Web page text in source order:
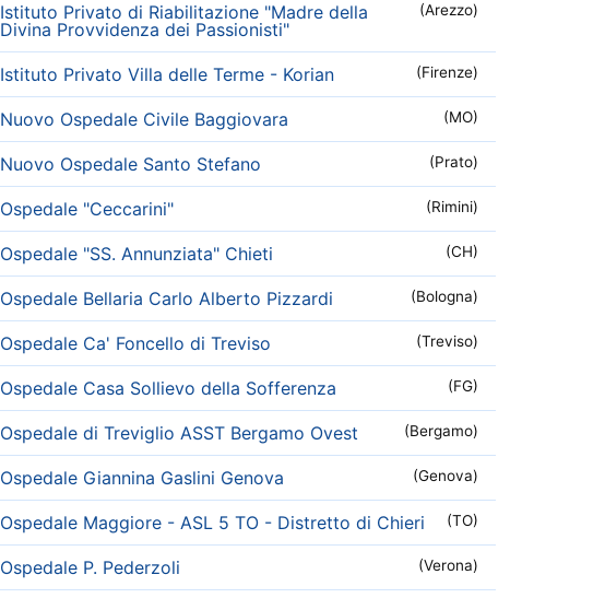
Istituto Privato di Riabilitazione "Madre della
Divina Provvidenza dei Passionisti"
(Arezzo)
Istituto Privato Villa delle Terme - Korian (Firenze)
Nuovo Ospedale Civile Baggiovara (MO)
Nuovo Ospedale Santo Stefano (Prato)
Ospedale "Ceccarini" (Rimini)
Ospedale "SS. Annunziata" Chieti (CH)
Ospedale Bellaria Carlo Alberto Pizzardi (Bologna)
Ospedale Ca' Foncello di Treviso (Treviso)
Ospedale Casa Sollievo della Sofferenza (FG)
Ospedale di Treviglio ASST Bergamo Ovest (Bergamo)
Ospedale Giannina Gaslini Genova (Genova)
Ospedale Maggiore - ASL 5 TO - Distretto di Chieri (TO)
Ospedale P. Pederzoli (Verona)